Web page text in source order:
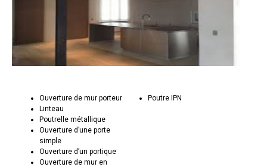
Ouverture de mur porteur
Linteau
Poutrelle métallique
Ouverture d’une porte
simple
Ouverture d’un portique
Ouverture de mur en
Poutre IPN